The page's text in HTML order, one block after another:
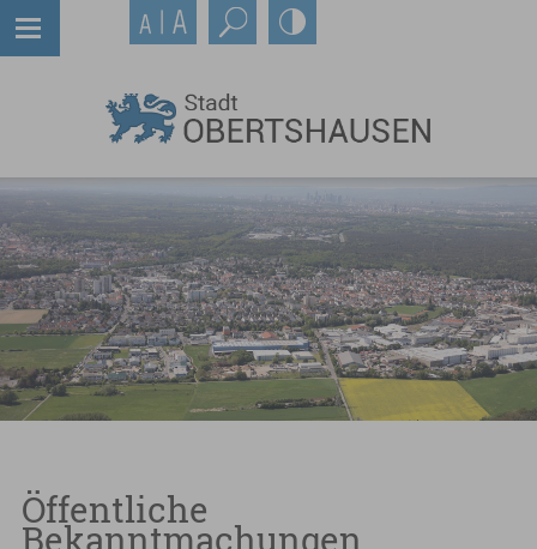
Öffentliche